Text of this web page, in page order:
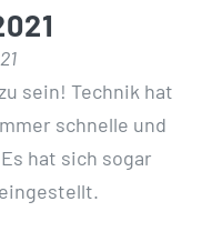
sein! Technik hat
schnelle und
hat sich sogar